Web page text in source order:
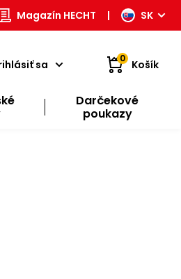
Magazín HECHT | SK
sa 0 Košík
Darčekové
poukazy